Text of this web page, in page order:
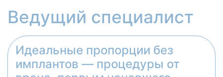
Ведущий специалист
Идеальные пропорции без
имплантов — процедуры от